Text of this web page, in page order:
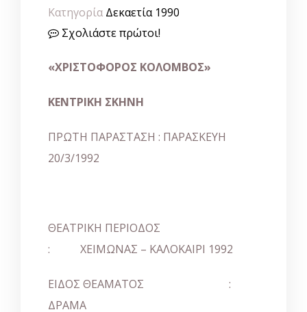
Κατηγορία Δεκαετία 1990
Σχολιάστε πρώτοι!
«ΧΡΙΣΤΟΦΟΡΟΣ ΚΟΛΟΜΒΟΣ»
ΚΕΝΤΡΙΚΗ ΣΚΗΝΗ
ΠΡΩΤΗ ΠΑΡΑΣΤΑΣΗ : ΠΑΡΑΣΚΕΥΗ
20/3/1992
ΘΕΑΤΡΙΚΗ ΠΕΡΙΟΔΟΣ
: ΧΕΙΜΩΝΑΣ – ΚΑΛΟΚΑΙΡΙ 1992
ΕΙΔΟΣ ΘΕΑΜΑΤΟΣ :
ΔΡΑΜΑ